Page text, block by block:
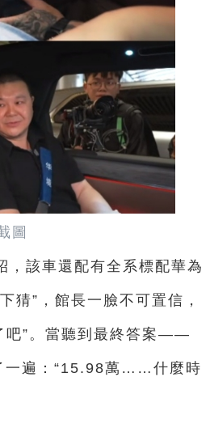
圖
，該車還配有全系標配華為
猜”，館長一臉不可置信，
吧”。當聽到最終答案——
一遍：“15.98萬……什麼時